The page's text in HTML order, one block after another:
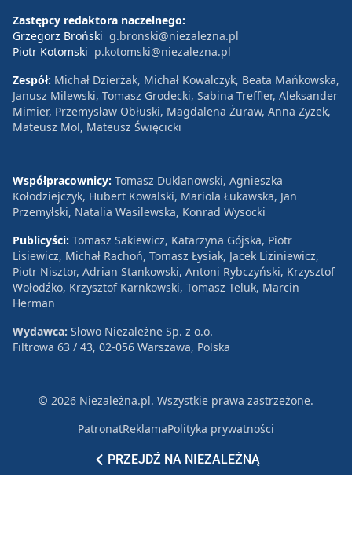
PRZEJDŹ NA NIEZALEŻNĄ
Zastępcy redaktora naczelnego:
Grzegorz Broński g.bronski@niezalezna.pl
Piotr Kotomski p.kotomski@niezalezna.pl
Zespół: Michał Dzierżak, Michał Kowalczyk, Beata Mańkowska,
Janusz Milewski, Tomasz Grodecki, Sabina Treffler, Aleksander
Mimier, Przemysław Obłuski, Magdalena Żuraw, Anna Zyzek,
Mateusz Mol, Mateusz Święcicki
Współpracownicy: Tomasz Duklanowski, Agnieszka
Kołodziejczyk, Hubert Kowalski, Mariola Łukawska, Jan
Przemyłski, Natalia Wasilewska, Konrad Wysocki
Publicyści: Tomasz Sakiewicz, Katarzyna Gójska, Piotr
Lisiewicz, Michał Rachoń, Tomasz Łysiak, Jacek Liziniewicz,
Piotr Nisztor, Adrian Stankowski, Antoni Rybczyński, Krzysztof
Wołodźko, Krzysztof Karnkowski, Tomasz Teluk, Marcin
Herman
Wydawca: Słowo Niezależne Sp. z o.o.
Filtrowa 63 / 43, 02-056 Warszawa, Polska
© 2026 Niezależna.pl. Wszystkie prawa zastrzeżone.
PatronatReklamaPolityka prywatności